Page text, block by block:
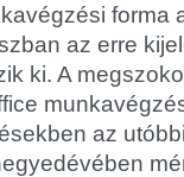
forma
az erre
ki. A
az